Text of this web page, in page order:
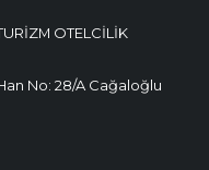
OTELCİLİK
No: 28/A Cağaloğlu